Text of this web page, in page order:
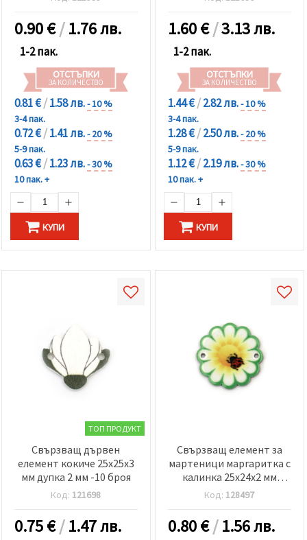
0.90€/1.76 лв.
1-2 пак.
ОТСТЪПКИ
ЗА КОЛИЧЕСТВО
0.81 €/1.58 лв.- 10 %
3-4 пак.
0.72 €/1.41 лв.- 20 %
5-9 пак.
0.63 €/1.23 лв.- 30 %
10 пак. +
КУПИ
1.60€/3.13 лв.
1-2 пак.
ОТСТЪПКИ
ЗА КОЛИЧЕСТВО
1.44 €/2.82 лв.- 10 %
3-4 пак.
1.28 €/2.50 лв.- 20 %
5-9 пак.
1.12 €/2.19 лв.- 30 %
10 пак. +
КУПИ
ТОП ПРОДУКТ
Свързващ дървен
елемент кокиче 25x25x3
мм дупка 2 мм -10 броя
Код: 121698
0.75€/1.47 лв.
Свързващ елемент за
мартеници маргаритка с
калинка 25x24x2 мм
дупка 1 мм -5 броя
Код: 128497
0.80€/1.56 лв.